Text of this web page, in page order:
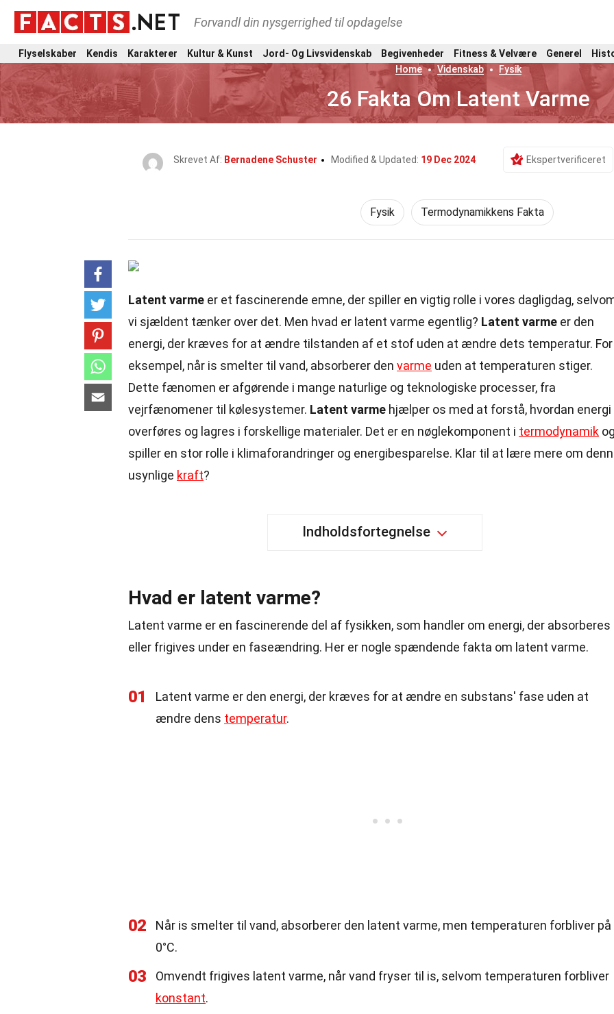
Forvandl din nysgerrighed til opdagelse
Flyselskaber Kendis Karakterer Kultur & Kunst Jord- Og Livsvidenskab Begivenheder Fitness & Velvære Generel
Home
Videnskab Fysik
26 Fakta Om Latent Varme
Skrevet Af: Bernadene Schuster Modified & Updated: 19 Dec 2024 Ekspertverificeret
Fysik Termodynamikkens Fakta
Latent varme er et fascinerende emne, der spiller en vigtig rolle i vores dagligdag,
vi sjældent tænker over det. Men hvad er latent varme egentlig? Latent varme er den
energi, der kræves for at ændre tilstanden af et stof uden at ændre dets temperatur. For
eksempel, når is smelter til vand, absorberer den varme uden at temperaturen stiger.
Dette fænomen er afgørende i mange naturlige og teknologiske processer, fra
vejrfænomener til kølesystemer. Latent varme hjælper os med at forstå, hvordan energi
overføres og lagres i forskellige materialer. Det er en nøglekomponent i termodynamik
spiller en stor rolle i klimaforandringer og energibesparelse. Klar til at lære mere om
usynlige kraft?
Indholdsfortegnelse
Hvad er latent varme?
Latent varme er en fascinerende del af fysikken, som handler om energi, der absorberes
eller frigives under en faseændring. Her er nogle spændende fakta om latent varme.
01
Latent varme er den energi, der kræves for at ændre en substans' fase uden at
ændre dens temperatur.
02
Når is smelter til vand, absorberer den latent varme, men temperaturen forbliver på
0°C.
03
Omvendt frigives latent varme, når vand fryser til is, selvom temperaturen forbliver
konstant.